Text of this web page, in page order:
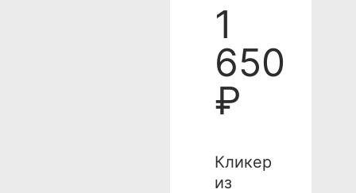
1
650
₽
Кликер
из